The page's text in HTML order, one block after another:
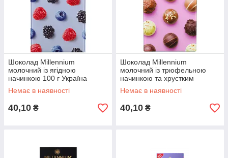
Шоколад Millennium
молочний із ягідною
начинкою 100 г Україна
Немає в наявності
40,10 ₴
Шоколад Millennium
молочний із трюфельною
начинкою та хрустким
горіхом 100 г Україна
Немає в наявності
40,10 ₴